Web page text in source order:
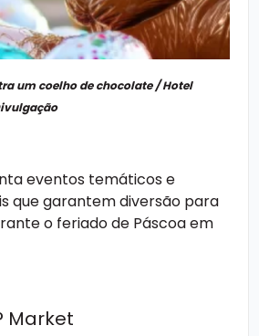
um coelho de chocolate / Hotel
eventos temáticos e
que garantem diversão para
o feriado de Páscoa em
Market